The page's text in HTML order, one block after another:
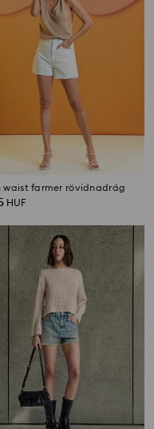
waist farmer rövidnadrág
HUF